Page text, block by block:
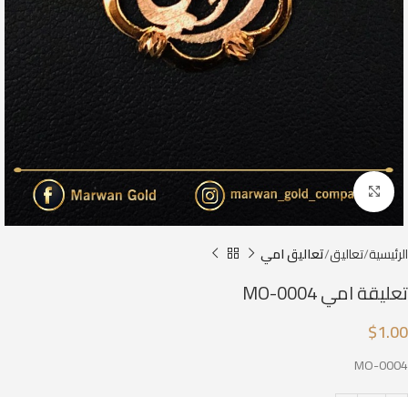
Click to enlarge
الرئيسية تعاليق تعاليق امي
تعليقة امي MO-0004
$1.00
MO-0004